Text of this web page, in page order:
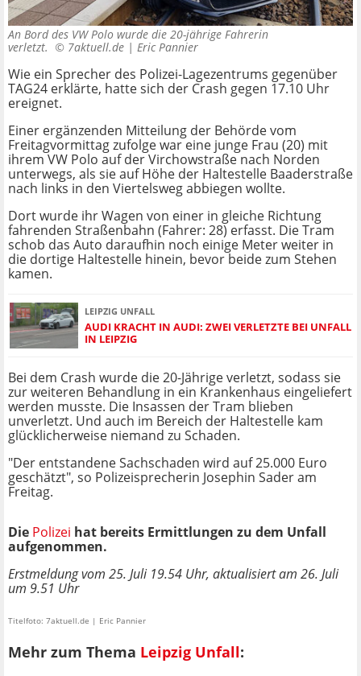
An Bord des VW Polo wurde die 20-jährige Fahrerin
verletzt. © 7aktuell.de | Eric Pannier
Wie ein Sprecher des Polizei-Lagezentrums gegenüber
TAG24 erklärte, hatte sich der Crash gegen 17.10 Uhr
ereignet.
Einer ergänzenden Mitteilung der Behörde vom
Freitagvormittag zufolge war eine junge Frau (20) mit
ihrem VW Polo auf der Virchowstraße nach Norden
unterwegs, als sie auf Höhe der Haltestelle Baaderstraße
nach links in den Viertelsweg abbiegen wollte.
Dort wurde ihr Wagen von einer in gleiche Richtung
fahrenden Straßenbahn (Fahrer: 28) erfasst. Die Tram
schob das Auto daraufhin noch einige Meter weiter in
die dortige Haltestelle hinein, bevor beide zum Stehen
kamen.
LEIPZIG UNFALL
AUDI KRACHT IN AUDI: ZWEI VERLETZTE BEI UNFALL
IN LEIPZIG
Bei dem Crash wurde die 20-Jährige verletzt, sodass sie
zur weiteren Behandlung in ein Krankenhaus eingeliefert
werden musste. Die Insassen der Tram blieben
unverletzt. Und auch im Bereich der Haltestelle kam
glücklicherweise niemand zu Schaden.
"Der entstandene Sachschaden wird auf 25.000 Euro
geschätzt", so Polizeisprecherin Josephin Sader am
Freitag.
Die Polizei hat bereits Ermittlungen zu dem Unfall
aufgenommen.
Erstmeldung vom 25. Juli 19.54 Uhr, aktualisiert am 26. Juli
um 9.51 Uhr
Titelfoto: 7aktuell.de | Eric Pannier
Mehr zum Thema Leipzig Unfall: